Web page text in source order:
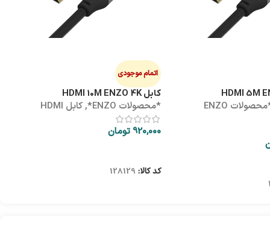
*محصولات ENZO
اتمام موجودی
کابل HDMI 10M ENZO 4K
*محصولات ENZO* ,کابل HDMI
920,000 تومان
کد کالا: 128129